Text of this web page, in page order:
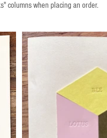
columns when placing an order.